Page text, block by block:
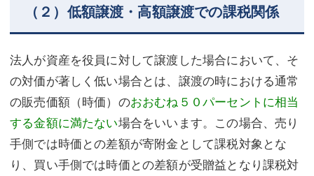
（２）低額譲渡・高額譲渡での課税関係
法人が資産を役員に対して譲渡した場合において、そ
の対価が著しく低い場合とは、譲渡の時における通常
の販売価額（時価）のおおむね５０パーセントに相当
する金額に満たない場合をいいます。この場合、売り
手側では時価との差額が寄附金として課税対象とな
り、買い手側では時価との差額が受贈益となり課税対